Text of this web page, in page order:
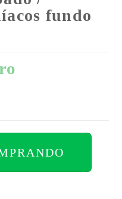
fundo